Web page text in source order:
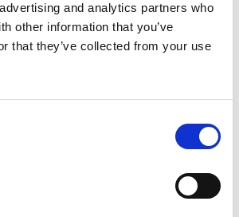
and analytics partners who
other information that you’ve
that they’ve collected from your use